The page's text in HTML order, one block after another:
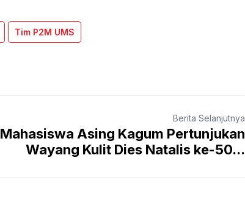
Tim P2M UMS
Berita Selanjutnya
Mahasiswa Asing Kagum Pertunjukan
Wayang Kulit Dies Natalis ke-50...